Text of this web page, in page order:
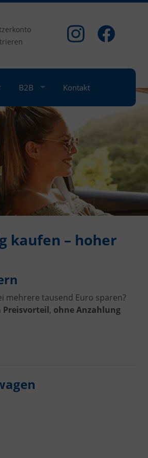
B2B Kontakt
kaufen – hoher
mehrere tausend Euro sparen?
Preisvorteil, ohne Anzahlung